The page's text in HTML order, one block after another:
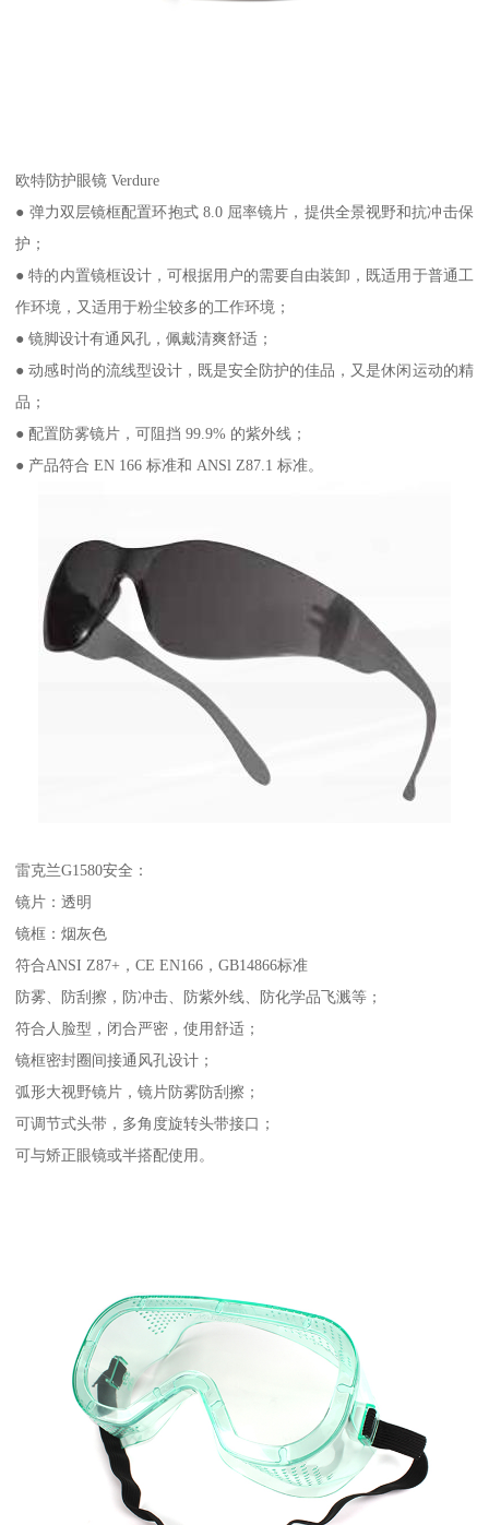
欧特防护眼镜 Verdure
● 弹力双层镜框配置环抱式 8.0 屈率镜片，提供全景视野和抗冲击保
护；
● 特的内置镜框设计，可根据用户的需要自由装卸，既适用于普通工
作环境，又适用于粉尘较多的工作环境；
● 镜脚设计有通风孔，佩戴清爽舒适；
● 动感时尚的流线型设计，既是安全防护的佳品，又是休闲运动的精
品；
● 配置防雾镜片，可阻挡 99.9% 的紫外线；
● 产品符合 EN 166 标准和 ANSl Z87.1 标准。
雷克兰G1580安全：
镜片：透明
镜框：烟灰色
符合ANSI Z87+，CE EN166，GB14866标准
防雾、防刮擦，防冲击、防紫外线、防化学品飞溅等；
符合人脸型，闭合严密，使用舒适；
镜框密封圈间接通风孔设计；
弧形大视野镜片，镜片防雾防刮擦；
可调节式头带，多角度旋转头带接口；
可与矫正眼镜或半搭配使用。